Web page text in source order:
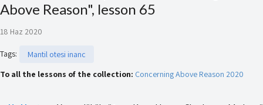
Above Reason", lesson 65
18 Haz 2020
Tags:
Mantil otesi inanc
To all the lessons of the collection: Concerning Above Reason 2020